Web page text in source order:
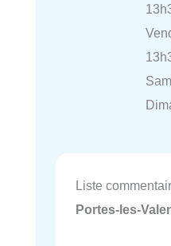
Liste
Portes-les-